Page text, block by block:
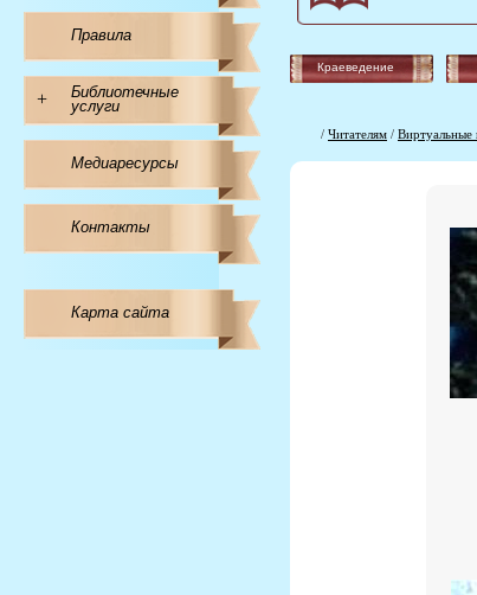
Правила
+
Библиотечные
услуги
Медиаресурсы
Контакты
Карта сайта
Краеведение
/ Читателям / Виртуальные